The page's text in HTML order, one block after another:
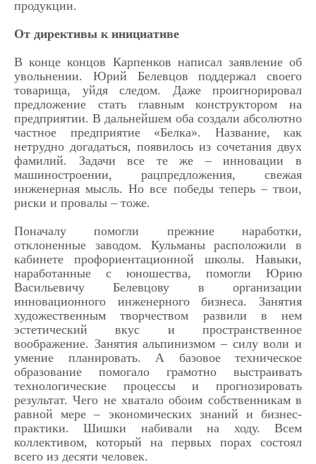
продукции.
От директивы к инициативе
В конце концов Карпенков написал заявление об
увольнении. Юрий Белевцов поддержал своего
товарища, уйдя следом. Даже проигнорировал
предложение стать главным конструктором на
предприятии. В дальнейшем оба создали абсолютно
частное предприятие «Белка». Название, как
нетрудно догадаться, появилось из сочетания двух
фамилий. Задачи все те же – инновации в
машиностроении, рацпредложения, свежая
инженерная мысль. Но все победы теперь – твои,
риски и провалы – тоже.
Поначалу помогли прежние наработки,
отклоненные заводом. Кульманы расположили в
кабинете профориентационной школы. Навыки,
наработанные с юношества, помогли Юрию
Васильевичу Белевцову в организации
инновационного инженерного бизнеса. Занятия
художественным творчеством развили в нем
эстетический вкус и пространственное
воображение. Занятия альпинизмом – силу воли и
умение планировать. А базовое техническое
образование помогало грамотно выстраивать
технологические процессы и прогнозировать
результат. Чего не хватало обоим собственникам в
равной мере – экономических знаний и бизнес-
практики. Шишки набивали на ходу. Всем
коллективом, который на первых порах состоял
всего из десяти человек.